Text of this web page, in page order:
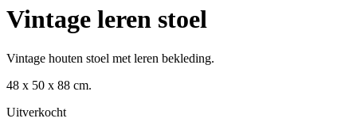
Vintage leren stoel
Vintage houten stoel met leren bekleding.
48 x 50 x 88 cm.
Uitverkocht